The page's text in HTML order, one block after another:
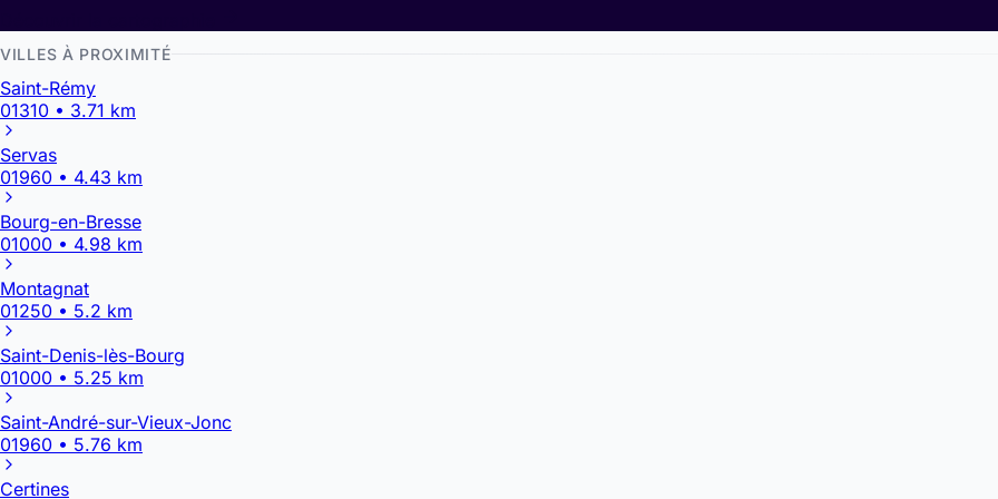
VILLES À PROXIMITÉ
Saint-Rémy
01310 • 3.71 km
Servas
01960 • 4.43 km
Bourg-en-Bresse
01000 • 4.98 km
Montagnat
01250 • 5.2 km
Saint-Denis-lès-Bourg
01000 • 5.25 km
Saint-André-sur-Vieux-Jonc
01960 • 5.76 km
Certines